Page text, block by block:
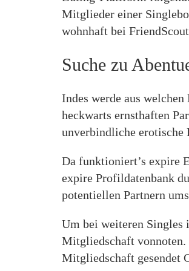
Mitglieder einer
wohnhaft bei
Suche zu
Indes werde aus
heckwarts ernsthaften
unverbindliche erotische
Da funktioniert’s expire
expire Profildatenbank
potentiellen Partnern
Um bei weiteren Singles
Mitgliedschaft vonnoten.
Mitgliedschaft gesendet